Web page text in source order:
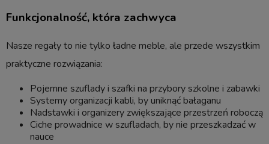
Funkcjonalność, która zachwyca
Nasze regały to nie tylko ładne meble, ale przede wszystkim
praktyczne rozwiązania:
Pojemne szuflady i szafki na przybory szkolne i zabawki
Systemy organizacji kabli, by uniknąć bałaganu
Nadstawki i organizery zwiększające przestrzeń roboczą
Ciche prowadnice w szufladach, by nie przeszkadzać w
nauce